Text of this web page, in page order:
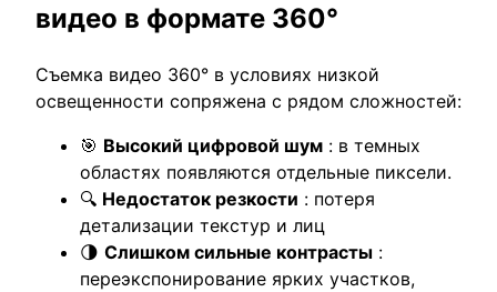
видео в формате 360°
Съемка видео 360° в условиях низкой
освещенности сопряжена с рядом сложностей:
🎯 Высокий цифровой шум : в темных
областях появляются отдельные пиксели.
🔍 Недостаток резкости : потеря
детализации текстур и лиц
🌗 Слишком сильные контрасты :
переэкспонирование ярких участков,